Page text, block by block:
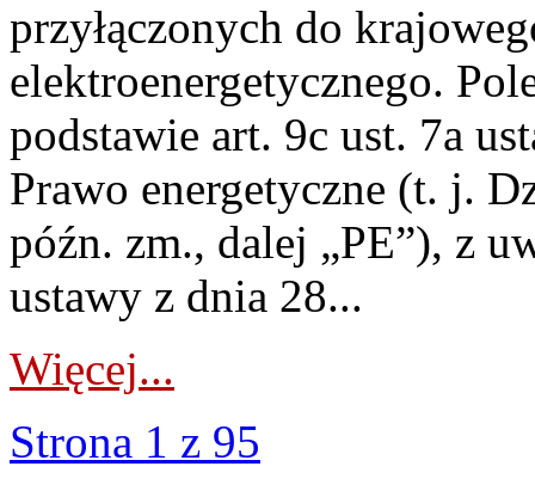
przyłączonych do
elektroenergetycznego.
podstawie art. 9c ust. 7a
Prawo energetyczne (t. j.
późn. zm., dalej „PE”), z
ustawy z dnia 28...
Więcej...
Strona 1 z 95